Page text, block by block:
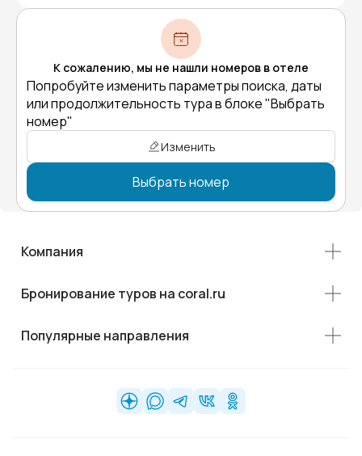
К сожалению, мы не нашли номеров в отеле
Попробуйте изменить параметры поиска, даты
или продолжительность тура в блоке "Выбрать
номер"
Изменить
Выбрать номер
Компания
Бронирование туров на coral.ru
Популярные направления